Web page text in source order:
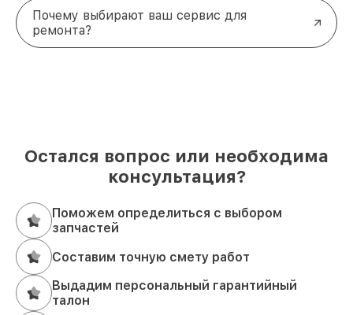
Почему выбирают ваш сервис для
ремонта?
Остался вопрос или необходима
консультация?
Поможем определиться с выбором
запчастей
Составим точную смету работ
Выдадим персональный гарантийный
талон